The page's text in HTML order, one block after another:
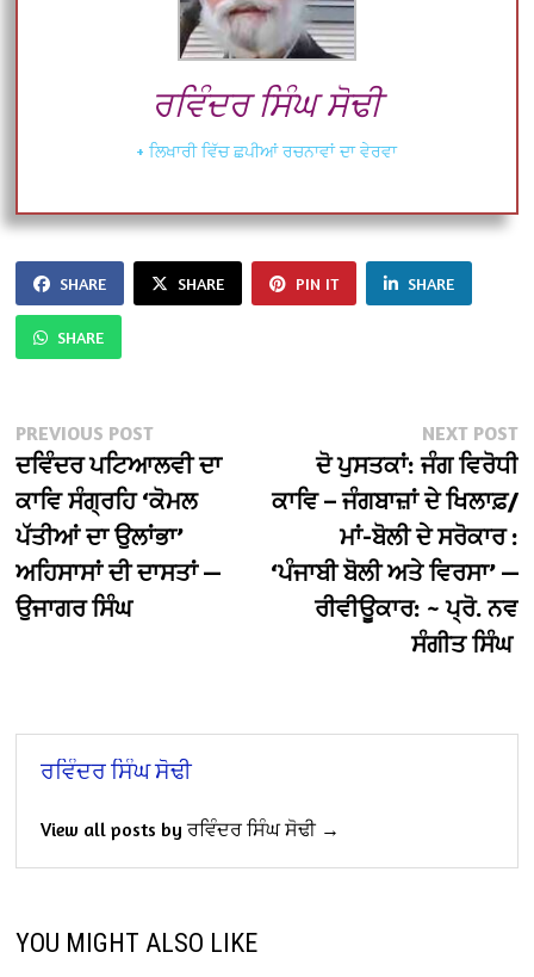
ਰਵਿੰਦਰ ਸਿੰਘ ਸੋਢੀ
+ ਲਿਖਾਰੀ ਵਿੱਚ ਛਪੀਆਂ ਰਚਨਾਵਾਂ ਦਾ ਵੇਰਵਾ
SHARE SHARE PIN IT SHARE
SHARE
Post
navigation
PREVIOUS POSTPrevious
post:
ਦਵਿੰਦਰ ਪਟਿਆਲਵੀ ਦਾ
ਕਾਵਿ ਸੰਗ੍ਰਹਿ ‘ਕੋਮਲ
ਪੱਤੀਆਂ ਦਾ ਉਲਾਂਭਾ’
ਅਹਿਸਾਸਾਂ ਦੀ ਦਾਸਤਾਂ —
ਉਜਾਗਰ ਸਿੰਘ
NEXT POST
ਦੋ ਪੁਸਤਕਾਂ: ਜੰਗ ਵਿਰੋਧੀ
ਕਾਵਿ – ਜੰਗਬਾਜ਼ਾਂ ਦੇ ਖਿਲਾਫ਼/
ਮਾਂ-ਬੋਲੀ ਦੇ ਸਰੋਕਾਰ :
‘ਪੰਜਾਬੀ ਬੋਲੀ ਅਤੇ ਵਿਰਸਾ’ —
ਰੀਵੀਊਕਾਰ: ~ ਪ੍ਰੋ. ਨਵ
ਸੰਗੀਤ ਸਿੰਘ
ਰਵਿੰਦਰ ਸਿੰਘ ਸੋਢੀ
View all posts by ਰਵਿੰਦਰ ਸਿੰਘ ਸੋਢੀ →
YOU MIGHT ALSO LIKE